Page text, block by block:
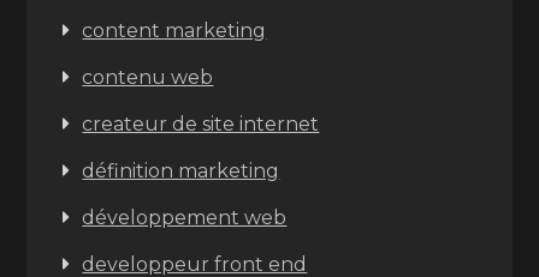
content marketing
contenu web
createur de site internet
définition marketing
développement web
developpeur front end